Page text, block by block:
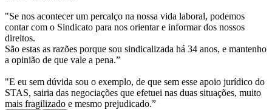
"Se nos acontecer um percalço na nossa vida laboral, podemos
contar com o Sindicato para nos orientar e informar dos nossos
direitos.
São estas as razões porque sou sindicalizada há 34 anos, e mantenho
a opinião de que vale a pena.”
"E eu sem dúvida sou o exemplo, de que sem esse apoio jurídico do
STAS, sairia das negociações que efetuei nas duas situações, muito
mais fragilizado e mesmo prejudicado.”